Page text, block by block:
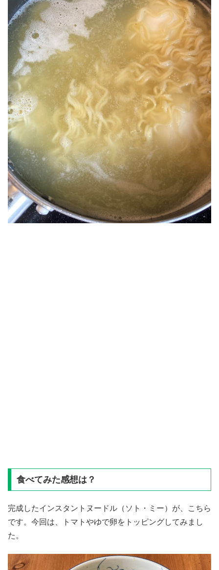
食べてみた感想は？
完成したインスタントヌードル（ソト・ミー）が、こちら
です。今回は、トマトやゆで卵をトッピングしてみまし
た。